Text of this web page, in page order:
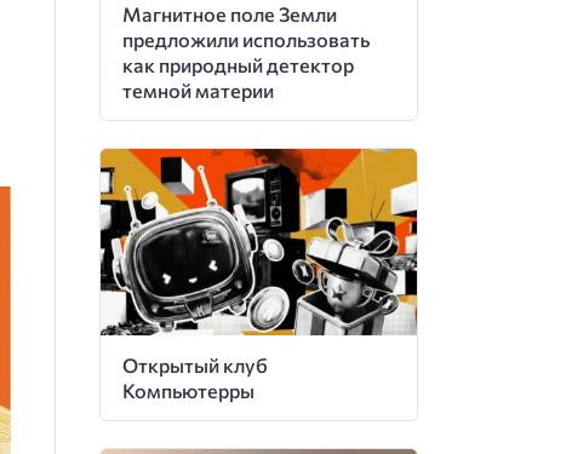
Магнитное поле Земли
предложили использовать
как природный детектор
темной материи
Открытый клуб
Компьютерры